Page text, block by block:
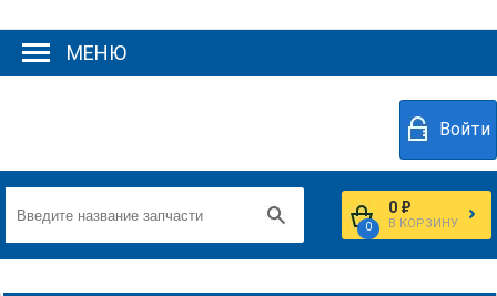
МЕНЮ
Войти
0
0 ₽
В КОРЗИНУ